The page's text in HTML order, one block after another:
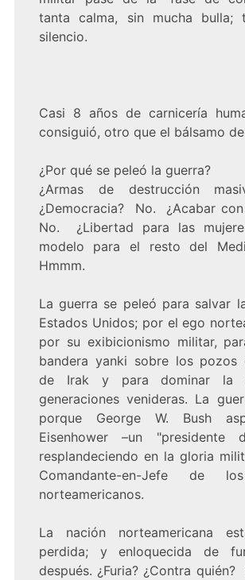
tanta calma, sin mucha bulla;
silencio.
Casi 8 años de carnicería
consiguió, otro que el bálsamo
¿Por qué se peleó la guerra?
¿Armas de destrucción
¿Democracia? No. ¿Acabar
No. ¿Libertad para las
modelo para el resto del
Hmmm.
La guerra se peleó para salvar
Estados Unidos; por el ego
por su exibicionismo militar,
bandera yanki sobre los pozos
de Irak y para dominar la
generaciones venideras. La
porque George W. Bush
Eisenhower –un "presidente
resplandeciendo en la gloria
Comandante-en-Jefe de
norteamericanos.
La nación norteamericana
perdida; y enloquecida de
después. ¿Furia? ¿Contra quién?